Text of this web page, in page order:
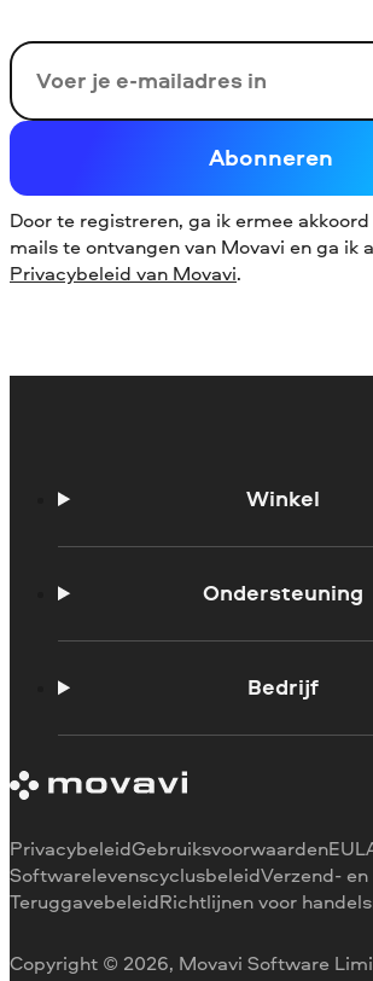
Uw e-mail
Abonneren
Door te registreren, ga ik ermee
mails te ontvangen van Movavi en ga ik
Privacybeleid van Movavi.
Winkel
Mac-productenOndersteuning
Support contacteren
Abonnement annuleren
Bedrijf
Ervaringen
Waarom voor ons kiezen
Voor het werk
Copyright © 2026, Movavi Software
PrivacybeleidGebruiksvoorwaarden
SoftwarelevenscyclusbeleidVerzend-
TeruggavebeleidRichtlijnen voor